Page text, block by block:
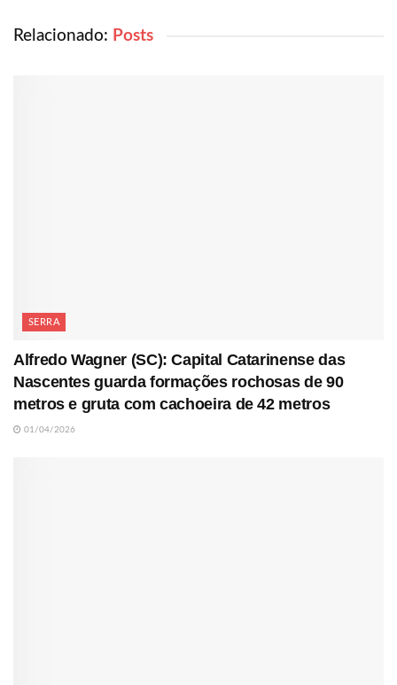
Relacionado: Posts
SERRA
Alfredo Wagner (SC): Capital Catarinense das
Nascentes guarda formações rochosas de 90
metros e gruta com cachoeira de 42 metros
01/04/2026